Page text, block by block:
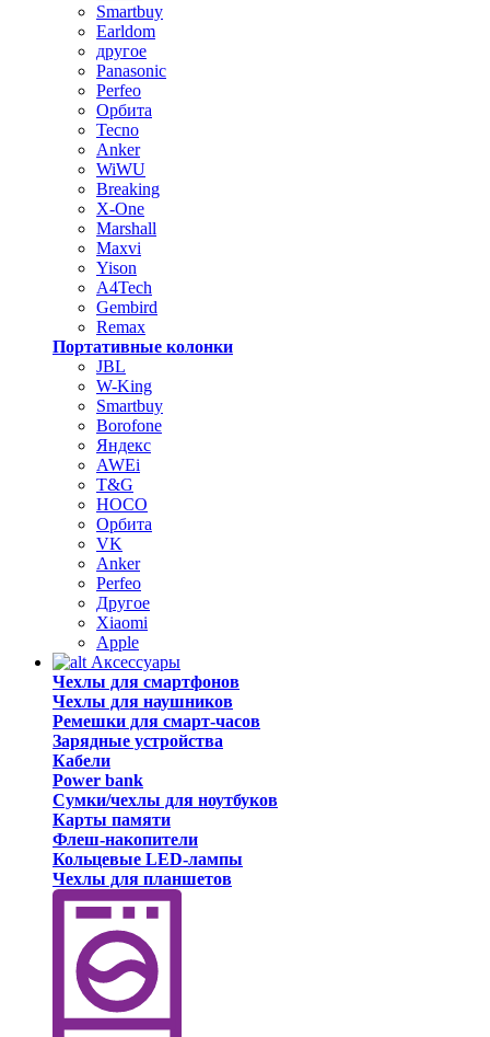
Smartbuy
Earldom
другое
Panasonic
Perfeo
Орбита
Tecno
Anker
WiWU
Breaking
X-One
Marshall
Maxvi
Yison
A4Tech
Gembird
Remax
Портативные колонки
JBL
W-King
Smartbuy
Borofone
Яндекс
AWEi
T&G
HOCO
Орбита
VK
Anker
Perfeo
Другое
Xiaomi
Apple
Аксессуары
Чехлы для смартфонов
Чехлы для наушников
Ремешки для смарт-часов
Зарядные устройства
Кабели
Power bank
Сумки/чехлы для ноутбуков
Карты памяти
Флеш-накопители
Кольцевые LED-лампы
Чехлы для планшетов